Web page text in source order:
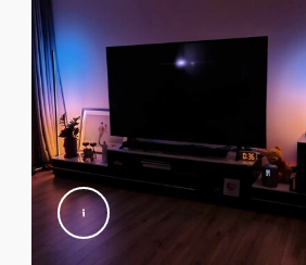
Packmaße und Gewicht
EAN/UPC - Produkt
8719514476219
Nettogewicht
2,37 kg
Bruttogewicht
3,33 kg